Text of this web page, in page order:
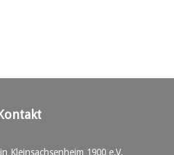
Kleinsachsenheim 1900 e.V.